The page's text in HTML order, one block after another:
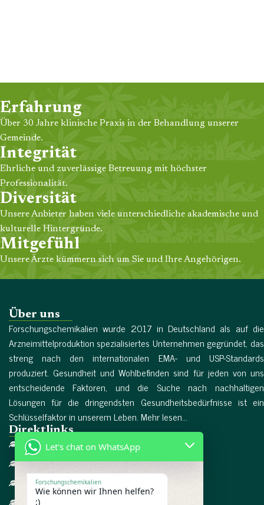
Erfahrung
Über 30 Jahre klinische Praxis in der Behandlung unserer
Gemeinde.
Integrität
Ehrliche und zuverlässige Betreuung mit höchster
Professionalität.
Diversität
Unsere Anbieter haben viele unterschiedliche akademische und
kulturelle Hintergründe.
Mitgefühl
Unsere Ärzte kümmern sich um Sie und Ihre Angehörigen.
Über uns
Forschungschemikalien wurde 2017 in Deutschland als auf die
Arzneimittelproduktion spezialisiertes Unternehmen gegründet, das
streng nach den internationalen EMA- und USP-Standards
produziert. Gesundheit und Wohlbefinden sind für jeden von uns
entscheidende Faktoren, und die Suche nach nachhaltigen
Lösungen für die dringendsten Gesundheitsbedürfnisse ist ein
Schlüsselfaktor in unserem Leben. Mehr lesen...
Direktlinks
Heim
Über uns
Referenzen
Bedingungen
Let's chat on WhatsApp
Forschungschemikalien
Wie können wir Ihnen helfen?
:)